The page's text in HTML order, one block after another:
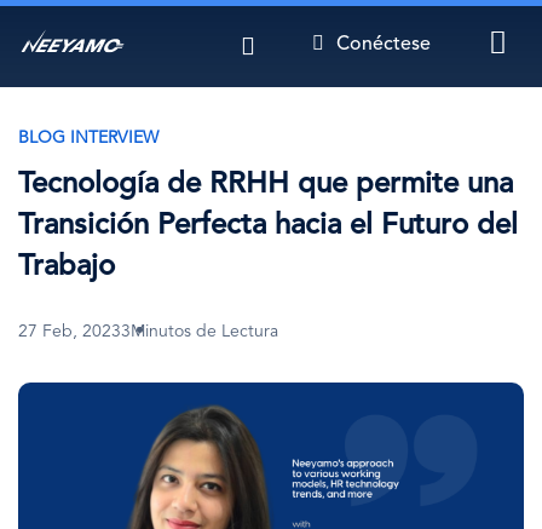
Conéctese
BLOG INTERVIEW
Tecnología de RRHH que permite una
Transición Perfecta hacia el Futuro del
Trabajo
27 Feb, 20233Minutos de Lectura
Imagen